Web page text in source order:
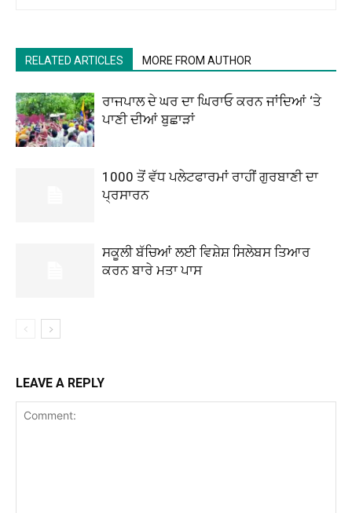
RELATED ARTICLES MORE FROM AUTHOR
ਰਾਜਪਾਲ ਦੇ ਘਰ ਦਾ ਘਿਰਾਓ ਕਰਨ ਜਾਂਦਿਆਂ ‘ਤੇ
ਪਾਣੀ ਦੀਆਂ ਬੁਛਾੜਾਂ
1000 ਤੋਂ ਵੱਧ ਪਲੇਟਫਾਰਮਾਂ ਰਾਹੀਂ ਗੁਰਬਾਣੀ ਦਾ
ਪ੍ਰਸਾਰਨ
ਸਕੂਲੀ ਬੱਚਿਆਂ ਲਈ ਵਿਸ਼ੇਸ਼ ਸਿਲੇਬਸ ਤਿਆਰ
ਕਰਨ ਬਾਰੇ ਮਤਾ ਪਾਸ
LEAVE A REPLY